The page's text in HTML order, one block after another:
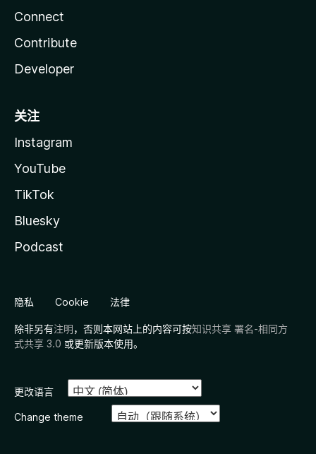
Connect
Contribute
Developer
关注
Instagram
YouTube
TikTok
Bluesky
Podcast
隐私 Cookie 法律
除非另有注明，否则本网站上的内容可按知识共享 署名-相同方
式共享 3.0 或更新版本使用。
更改语言
Change theme